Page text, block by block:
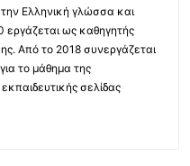
Ελληνική γλώσσα και
εργάζεται ως καθηγητής
Από το 2018 συνεργάζεται
το μάθημα της
σελίδας